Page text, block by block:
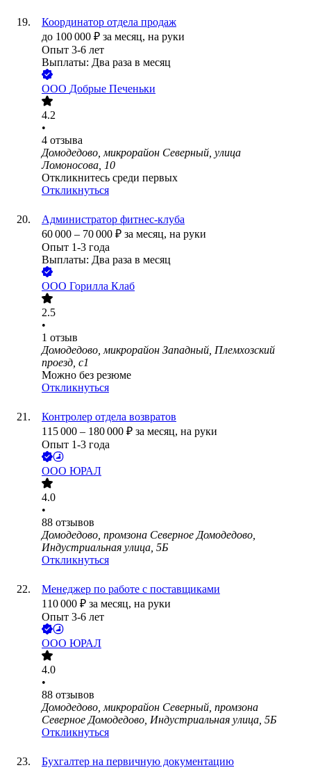
Координатор отдела продаж
до 100 000 ₽ за месяц, на руки
Опыт 3-6 лет
Выплаты: Два раза в месяц
ООО Добрые Печеньки
4.2
•
4 отзыва
Домодедово, микрорайон Северный, улица
Ломоносова, 10
Откликнитесь среди первых
Откликнуться
Администратор фитнес-клуба
60 000 – 70 000 ₽ за месяц, на руки
Опыт 1-3 года
Выплаты: Два раза в месяц
ООО Горилла Клаб
2.5
•
1 отзыв
Домодедово, микрорайон Западный, Племхозский
проезд, с1
Можно без резюме
Откликнуться
Контролер отдела возвратов
115 000 – 180 000 ₽ за месяц, на руки
Опыт 1-3 года
ООО ЮРАЛ
4.0
•
88 отзывов
Домодедово, промзона Северное Домодедово,
Индустриальная улица, 5Б
Откликнуться
Менеджер по работе с поставщиками
110 000 ₽ за месяц, на руки
Опыт 3-6 лет
ООО ЮРАЛ
4.0
•
88 отзывов
Домодедово, микрорайон Северный, промзона
Северное Домодедово, Индустриальная улица, 5Б
Откликнуться
Бухгалтер на первичную документацию